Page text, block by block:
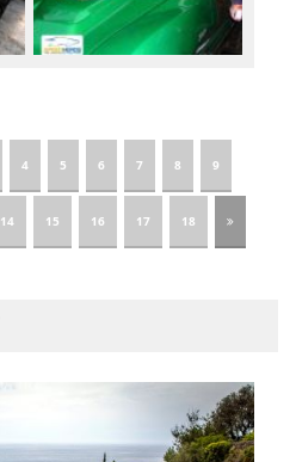
4 5 6 7 8 9
14 15 16 17 18